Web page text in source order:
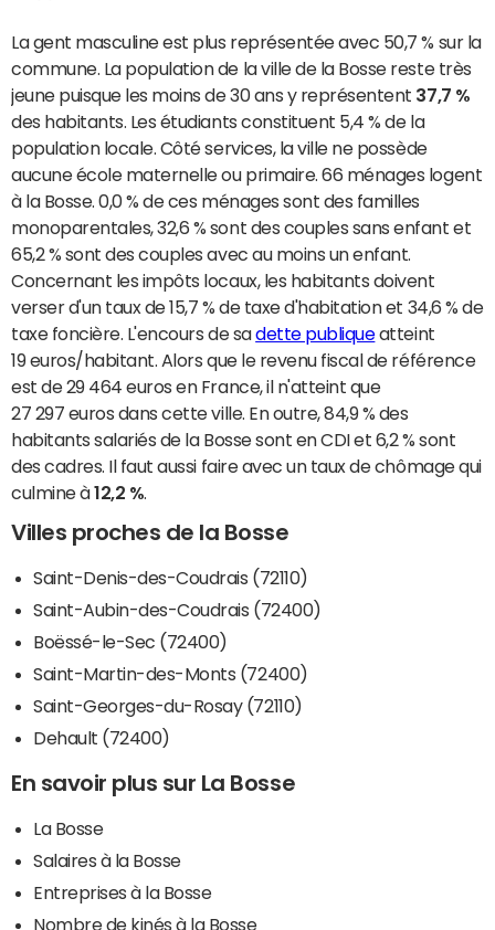
La gent masculine est plus représentée avec 50,7 % sur la
commune. La population de la ville de la Bosse reste très
jeune puisque les moins de 30 ans y représentent 37,7 %
des habitants. Les étudiants constituent 5,4 % de la
population locale. Côté services, la ville ne possède
aucune école maternelle ou primaire. 66 ménages logent
à la Bosse. 0,0 % de ces ménages sont des familles
monoparentales, 32,6 % sont des couples sans enfant et
65,2 % sont des couples avec au moins un enfant.
Concernant les impôts locaux, les habitants doivent
verser d'un taux de 15,7 % de taxe d'habitation et 34,6 % de
taxe foncière. L'encours de sadette publiqueatteint
19 euros/habitant. Alors que le revenu fiscal de référence
est de 29 464 euros en France, il n'atteint que
27 297 euros dans cette ville. En outre, 84,9 % des
habitants salariés de la Bosse sont en CDI et 6,2 % sont
des cadres. Il faut aussi faire avec un taux de chômage qui
culmine à12,2 %
Villes proches de la Bosse
Saint-Denis-des-Coudrais (72110)
Saint-Aubin-des-Coudrais (72400)
Boëssé-le-Sec (72400)
Saint-Martin-des-Monts (72400)
Saint-Georges-du-Rosay (72110)
Dehault (72400)
En savoir plus sur La Bosse
La Bosse
Salaires à la Bosse
Entreprises à la Bosse
Nombre de kinés à la Bosse